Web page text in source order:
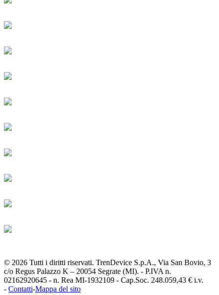
© 2026 Tutti i diritti riservati. TrenDevice S.p.A., Via San Bovio, 3
c/o Regus Palazzo K – 20054 Segrate (MI). - P.IVA n.
02162920645 - n. Rea MI-1932109 - Cap.Soc. 248.059,43 € i.v.
- Contatti-Mappa del sito